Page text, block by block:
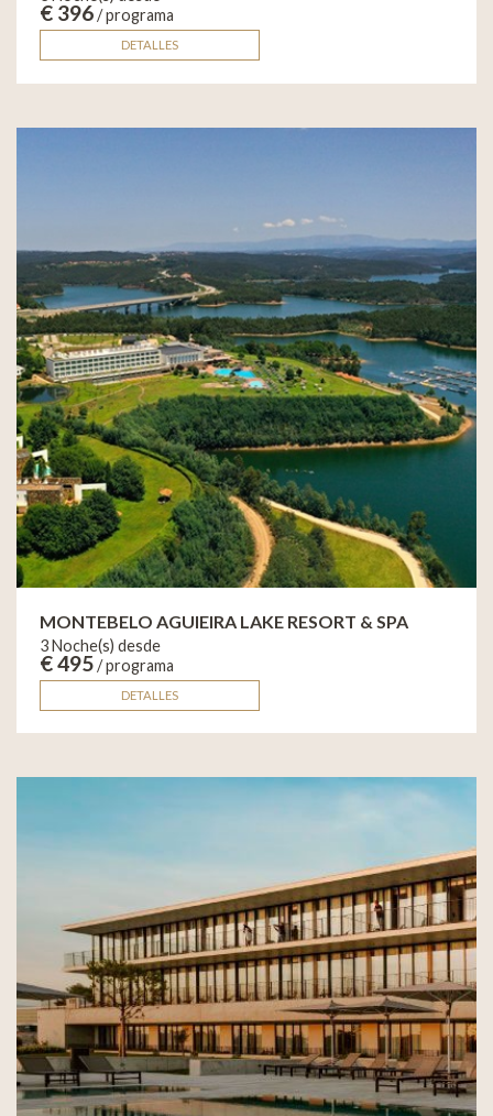
€ 396/ programa
DETALLES
MONTEBELO AGUIEIRA LAKE RESORT & SPA
3 Noche(s) desde
€ 495/ programa
DETALLES